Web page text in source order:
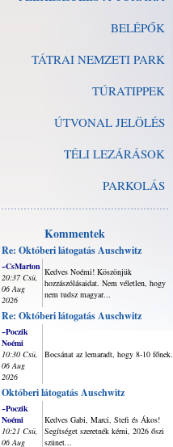
BELÉPŐK
TÁTRAI NEMZETI PARK
TÚRATIPPEK
ÚTVONAL JELÖLÉS
TÉLI LEZÁRÁSOK
PARKOLÁS
Kommentek
Re: Októberi látogatás Auschwitz
~CsMarton
20:37 Csü,
06 Aug
2026
Kedves Noémi! Köszönjük
hozzászólásaidat. Nem véletlen, hogy
nem tudsz magyar...
Re: Októberi látogatás Auschwitz
~Poczik
Noémi
10:30 Csü,
06 Aug
2026
Bocsánat az lemaradt, hogy 8-10 főnek.
Októberi látogatás Auschwitz
~Poczik
Noémi
10:21 Csü,
06 Aug
Kedves Gabi, Marci, Stefi és Ákos!
Segítséget szeretnék kérni, 2026 őszi
szünet...